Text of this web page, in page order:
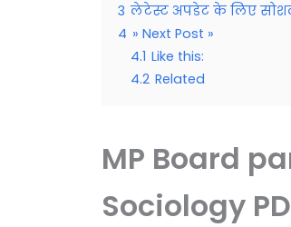
3 लेटेस्ट अपडेट के लिए सोशल
4 » Next Post »
4.1 Like this:
4.2 Related
MP Board
Sociology